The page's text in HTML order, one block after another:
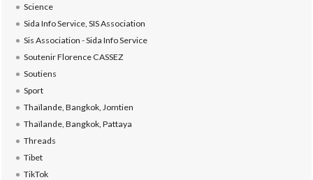
Science
Sida Info Service, SIS Association
Sis Association - Sida Info Service
Soutenir Florence CASSEZ
Soutiens
Sport
Thaïlande, Bangkok, Jomtien
Thaïlande, Bangkok, Pattaya
Threads
Tibet
TikTok